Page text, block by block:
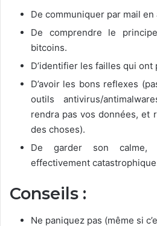
De communiquer par mail
De comprendre le
bitcoins.
D’identifier les failles qui
D’avoir les bons reflexes
outils antivirus/
rendra pas vos données, et
des choses).
De garder son
effectivement
Conseils :
Ne paniquez pas (même si